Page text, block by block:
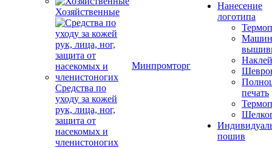
Хозяйственные
Средства по
уходу за кожей
рук, лица, ног,
защита от
насекомых и
членистоногих
Минпромторг
Нанесение
логотипа
печать
пошив